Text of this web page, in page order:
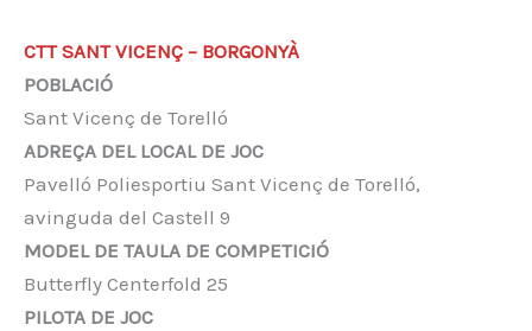
CTT SANT VICENÇ – BORGONYÀ
POBLACIÓ
Sant Vicenç de Torelló
ADREÇA DEL LOCAL DE JOC
Pavelló Poliesportiu Sant Vicenç de Torelló,
avinguda del Castell 9
MODEL DE TAULA DE COMPETICIÓ
Butterfly Centerfold 25
PILOTA DE JOC